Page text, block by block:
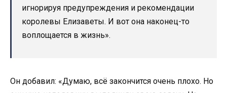
игнорируя предупреждения и рекомендации
королевы Елизаветы. И вот она наконец-то
воплощается в жизнь».
Он добавил: «Думаю, всё закончится очень плохо. Но